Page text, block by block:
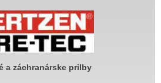
a záchranárske prilby